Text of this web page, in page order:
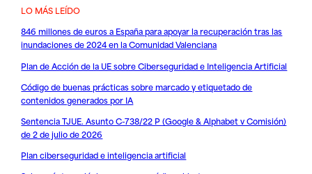
LO MÁS LEÍDO
846 millones de euros a España para apoyar la recuperación tras las
inundaciones de 2024 en la Comunidad Valenciana
Plan de Acción de la UE sobre Ciberseguridad e Inteligencia Artificial
Código de buenas prácticas sobre marcado y etiquetado de
contenidos generados por IA
Sentencia TJUE. Asunto C-738/22 P (Google & Alphabet v Comisión)
de 2 de julio de 2026
Plan ciberseguridad e inteligencia artificial